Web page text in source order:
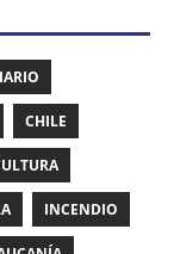
CHILE
INCENDIO